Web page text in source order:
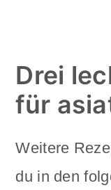
Drei
für
Weitere
du in den